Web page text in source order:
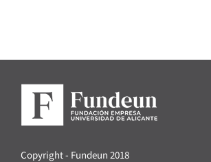
Copyright - Fundeun 2018